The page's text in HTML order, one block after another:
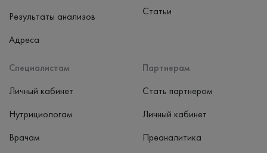
Результаты анализов
Адреса
Специалистам
Личный кабинет
Нутрициологам
Врачам
Партнерам
Стать партнером
Личный кабинет
Преаналитика
Статьи